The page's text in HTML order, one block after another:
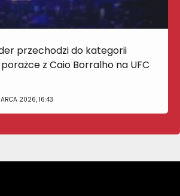
przechodzi do kategorii
z Caio Borralho na UFC
2026, 16:43